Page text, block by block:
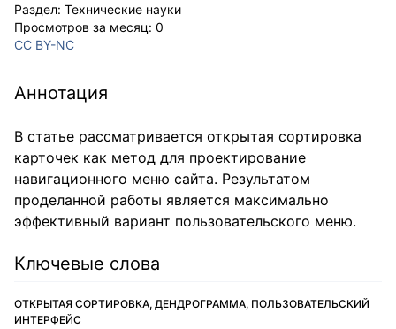
Раздел: Технические науки
Просмотров за месяц: 0
CC BY-NC
Аннотация
В статье рассматривается открытая сортировка
карточек как метод для проектирование
навигационного меню сайта. Результатом
проделанной работы является максимально
эффективный вариант пользовательского меню.
Ключевые слова
ОТКРЫТАЯ СОРТИРОВКА, ДЕНДРОГРАММА, ПОЛЬЗОВАТЕЛЬСКИЙ
ИНТЕРФЕЙС